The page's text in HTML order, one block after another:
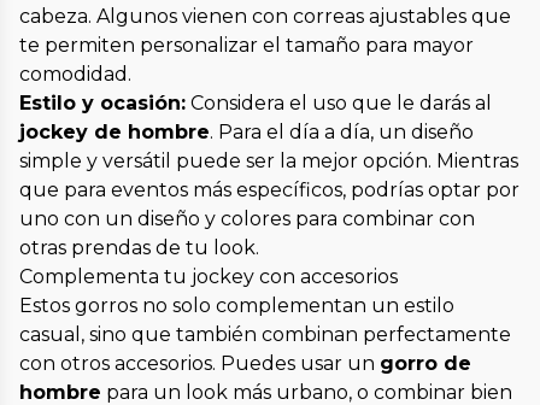
cabeza. Algunos vienen con correas ajustables que
te permiten personalizar el tamaño para mayor
comodidad.
Estilo y ocasión: Considera el uso que le darás al
jockey de hombre. Para el día a día, un diseño
simple y versátil puede ser la mejor opción. Mientras
que para eventos más específicos, podrías optar por
uno con un diseño y colores para combinar con
otras prendas de tu look.
Complementa tu jockey con accesorios
Estos gorros no solo complementan un estilo
casual, sino que también combinan perfectamente
con otros accesorios. Puedes usar un gorro de
hombre para un look más urbano, o combinar bien